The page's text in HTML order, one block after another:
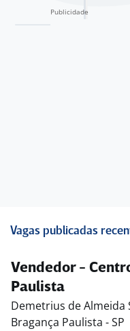
Vagas publicadas
Vendedor -
Paulista
Demetrius de Almeida
Bragança Paulista - SP